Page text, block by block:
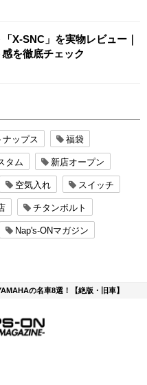
X-SNC」を実物レビュー｜
を徹底チェック
ナップス 福袋
タム 新店オープン
空気入れ スイッチ
チタンボルト
Nap's-ONマガジン
の名車8選！【絶版・旧車】